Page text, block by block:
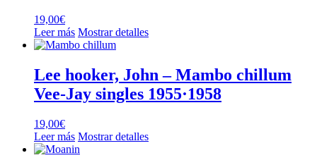
19,00€
Leer más Mostrar detalles
Lee hooker, John – Mambo chillum
Vee-Jay singles 1955·1958
19,00€
Leer más Mostrar detalles